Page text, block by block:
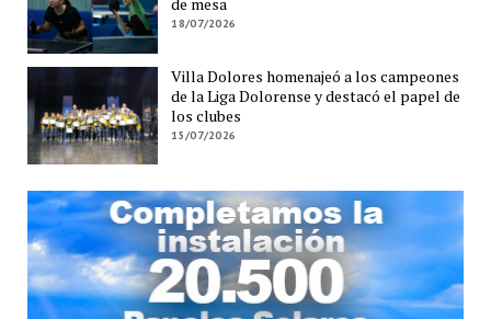
18/07/2026
Villa Dolores homenajeó a los campeones
de la Liga Dolorense y destacó el papel de
los clubes
15/07/2026